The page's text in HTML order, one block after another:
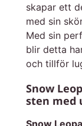
skapar ett
med sin
Med sin
blir detta
och tillför
Snow
sten med
Snow